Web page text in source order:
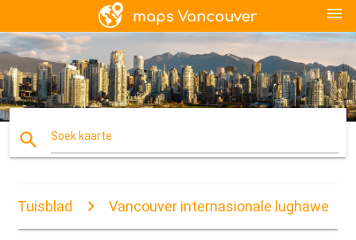
menu
search Soek kaarte
Tuisblad Vancouver internasionale lughawe